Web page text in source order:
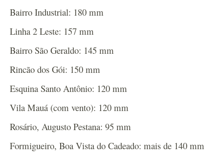
Bairro Industrial: 180 mm
Linha 2 Leste: 157 mm
Bairro São Geraldo: 145 mm
Rincão dos Gói: 150 mm
Esquina Santo Antônio: 120 mm
Vila Mauá (com vento): 120 mm
Rosário, Augusto Pestana: 95 mm
Formigueiro, Boa Vista do Cadeado: mais de 140 mm